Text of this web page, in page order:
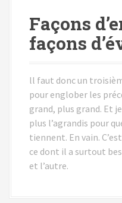
Façons
façons
ll faut donc un
pour englober les
grand, plus grand. Et
plus l’agrandis pour
tiennent. En vain.
ce dont il a surtout
et l’autre.